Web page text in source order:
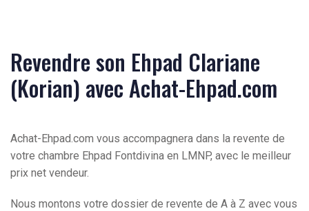
Revendre son Ehpad Clariane
(Korian) avec Achat-Ehpad.com
Achat-Ehpad.com vous accompagnera dans la revente de
votre chambre Ehpad Fontdivina en LMNP, avec le meilleur
prix net vendeur.
Nous montons votre dossier de revente de A à Z avec vous